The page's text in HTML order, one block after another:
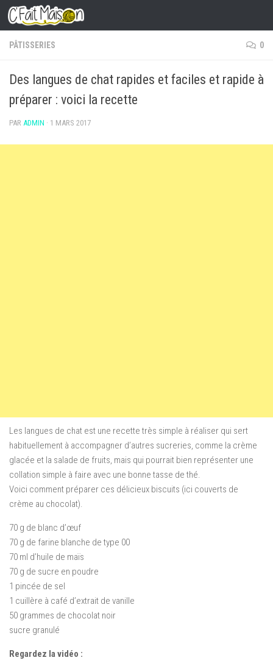
Skip to content
PÂTISSERIES 0
Des langues de chat rapides et faciles et rapide à
préparer : voici la recette
PAR ADMIN · 1 MARS 2017
Les langues de chat est une recette très simple à réaliser qui sert
habituellement à accompagner d’autres sucreries, comme la crème
glacée et la salade de fruits, mais qui pourrait bien représenter une
collation simple à faire avec une bonne tasse de thé.
Voici comment préparer ces délicieux biscuits (ici couverts de
crème au chocolat).
70 g de blanc d’œuf
70 g de farine blanche de type 00
70 ml d’huile de maïs
70 g de sucre en poudre
1 pincée de sel
1 cuillère à café d’extrait de vanille
50 grammes de chocolat noir
sucre granulé
Regardez la vidéo :